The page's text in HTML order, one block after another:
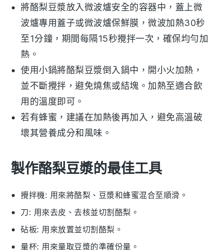
將酪梨豆漿放入微波爐安全的容器中，蓋上微
波爐專用蓋子或微波爐保鮮膜，微波加熱30秒
至1分鐘，期間每隔15秒攪拌一次，確保均勻加
熱。
使用小鍋將酪梨豆漿倒入鍋中，開小火加熱，
並不斷攪拌，避免燒焦或結塊。加熱至適合飲
用的溫度即可。
若有蜂蜜 ，建議在加熱後再加入，避免高溫破
壞其營養成分和風味。
製作酪梨豆漿的最佳工具
攪拌機: 用來將酪梨、豆漿和蜂蜜混合至順滑。
刀: 用來去皮、去核並切割酪梨。
砧板: 用來放置並切割酪梨。
量杯: 用來量取豆漿的準確份量。